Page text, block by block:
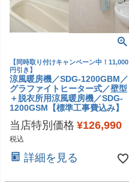
【同時取り付けキャンペーン中！11,000
円引き】
涼風暖房機／SDG-1200GBM／
グラファイトヒーター式／壁型
＋脱衣所用涼風暖房機／SDG-
1200GSM【標準工事費込み】
当店特別価格 ¥126,990
税込
詳細を見る